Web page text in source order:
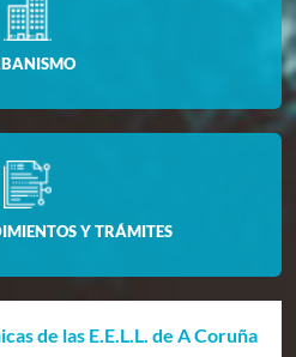
Y TRÁMITES
de las E.E.L.L. de A Coruña